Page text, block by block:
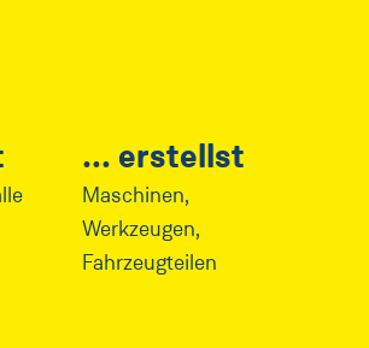
erstellst
Maschinen,
Werkzeugen,
Fahrzeugteilen